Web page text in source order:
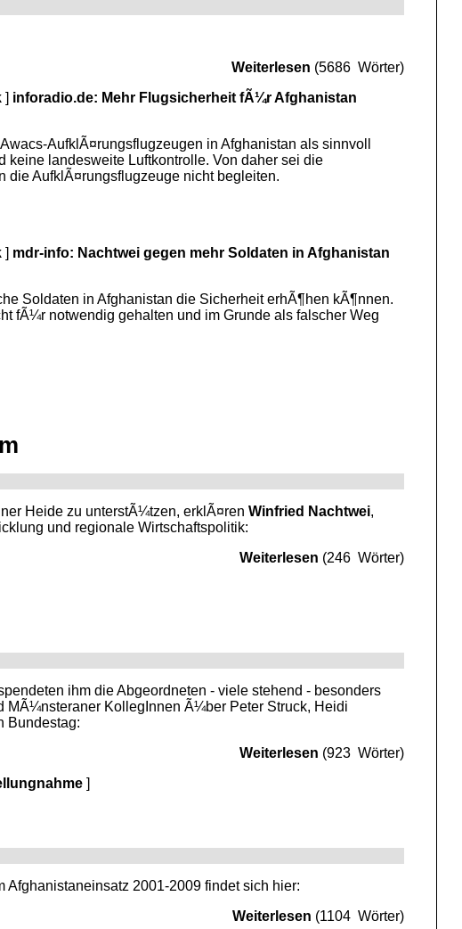
Weiterlesen (5686 Wörter)
] inforadio.de: Mehr Flugsicherheit fÃ¼r Afghanistan
AufklÃ¤rungsflugzeugen in Afghanistan als sinnvoll
keine landesweite Luftkontrolle. Von daher sei die
AufklÃ¤rungsflugzeuge nicht begleiten.
] mdr-info: Nachtwei gegen mehr Soldaten in Afghanistan
Soldaten in Afghanistan die Sicherheit erhÃ¶hen kÃ¶nnen.
fÃ¼r notwendig gehalten und im Grunde als falscher Weg
Heide zu unterstÃ¼tzen, erklÃ¤ren Winfried Nachtwei,
und regionale Wirtschaftspolitik:
Weiterlesen (246 Wörter)
ihm die Abgeordneten - viele stehend - besonders
MÃ¼nsteraner KollegInnen Ã¼ber Peter Struck, Heidi
Bundestag:
Weiterlesen (923 Wörter)
]
Afghanistaneinsatz 2001-2009 findet sich hier:
Weiterlesen (1104 Wörter)